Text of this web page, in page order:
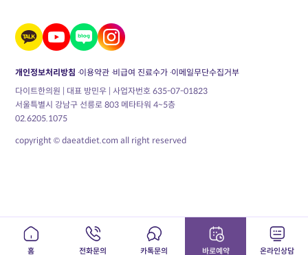
홈 전화문의 카톡문의 바로예약 온라인상담
개인정보처리방침 이용약관 비급여 진료수가 이메일무단수집거부
다이트한의원 | 대표 방민우 | 사업자번호 635-07-01823
서울특별시 강남구 선릉로 803 메타타워 4~5층
02.6205.1075
copyright © daeatdiet.com all right reserved